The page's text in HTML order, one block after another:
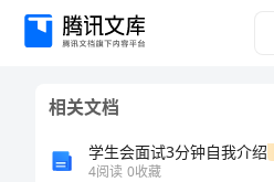
财
相关文档
学生会面试3分钟自我介绍
4阅读 0收藏